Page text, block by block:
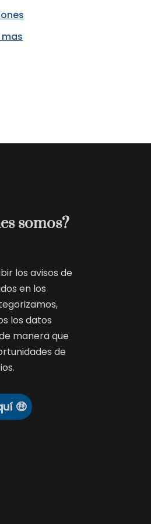
mas
somos?
los avisos de
en los
los datos
manera que
de
🤑